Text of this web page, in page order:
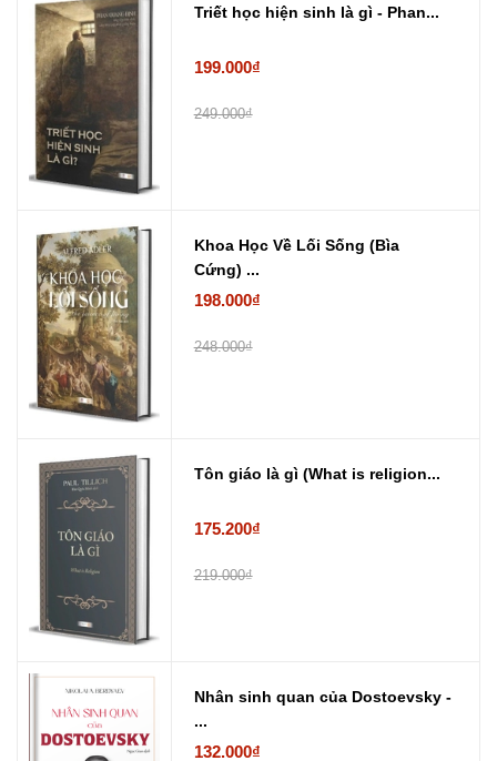
Triết học hiện sinh là gì - Phan...
199.000₫
249.000₫
Khoa Học Về Lối Sống (Bìa
Cứng) ...
198.000₫
248.000₫
Tôn giáo là gì (What is religion...
175.200₫
219.000₫
Nhân sinh quan của Dostoevsky -
...
132.000₫